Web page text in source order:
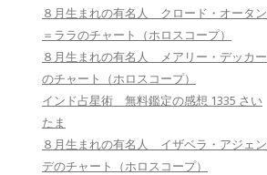
８月生まれの有名人 クロード・オータン
＝ララのチャート（ホロスコープ）
８月生まれの有名人 メアリー・デッカー
のチャート（ホロスコープ）
インド占星術 無料鑑定の感想 1335 さい
たま
８月生まれの有名人 イザベラ・アジェン
デのチャート（ホロスコープ）